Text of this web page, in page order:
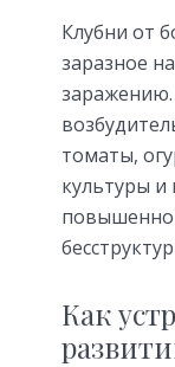
Клубни от
заразное
томаты,
культуры
Как